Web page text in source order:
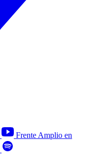
Frente Amplio en